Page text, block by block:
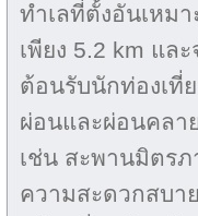
ทำเลที่ตั้งอันเหมา
เพียง 5.2 km แล
ต้อนรับนักท่องเที่
ผ่อนและผ่อนคลา
เช่น สะพานมิตรภ
ความสะดวกสบา